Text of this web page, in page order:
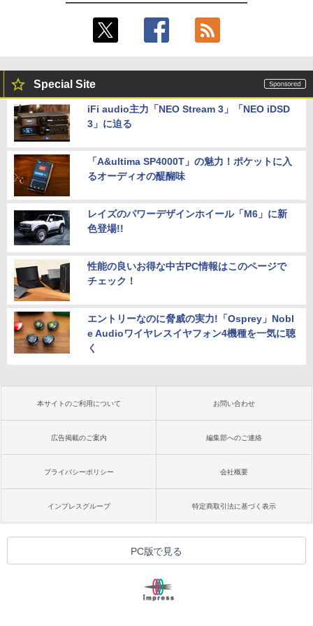
Special Site
iFi audio主力「NEO Stream 3」「NEO iDSD
3」に迫る
「A&ultima SP4000T」の魅力！ポケットに入
るオーディオの醍醐味
レイズのパワーデザインホイール「M6」に新
色登場!!
性能の良いお得な中古PC情報はこのページで
チェック！
エントリーなのに脅威の実力!「Osprey」Nobl
e Audioワイヤレスイヤフォン4機種を一気に聴
く
本サイトのご利用について お問い合わせ
広告掲載のご案内 編集部へのご連絡
プライバシーポリシー 会社概要
インプレスグループ 特定商取引法に基づく表示
PC版で見る